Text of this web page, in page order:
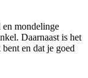
en mondelinge
Daarnaast is het
en dat je goed